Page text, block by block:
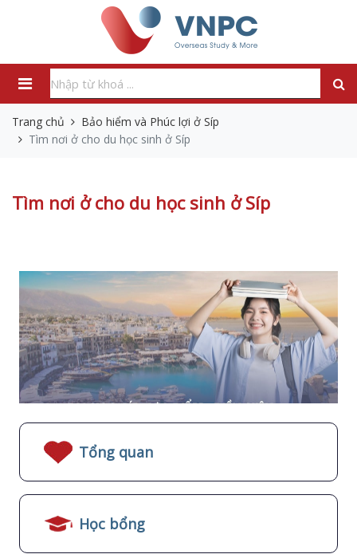
Trang chủ
Bảo hiểm và Phúc lợi ở Síp
Tìm nơi ở cho du học sinh ở Síp
Tìm nơi ở cho du học sinh ở Síp
Tổng quan
Học bổng